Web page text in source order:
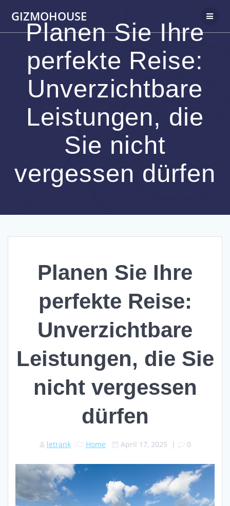
content
GIZMOHOUSE
Planen Sie Ihre
perfekte Reise:
Unverzichtbare
Leistungen, die
Sie nicht
vergessen dürfen
Planen Sie Ihre
perfekte Reise:
Unverzichtbare
Leistungen, die Sie
nicht vergessen
dürfen
letrank Home April 17, 2025 | 0